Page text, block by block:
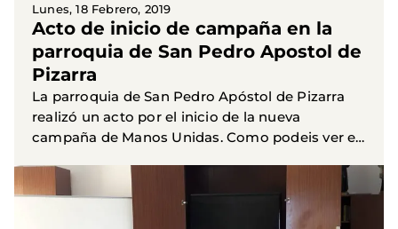
Lunes, 18 Febrero, 2019
Acto de inicio de campaña en la
parroquia de San Pedro Apostol de
Pizarra
La parroquia de San Pedro Apóstol de Pizarra
realizó un acto por el inicio de la nueva
campaña de Manos Unidas. Como podeis ver en
la delicadeza y...